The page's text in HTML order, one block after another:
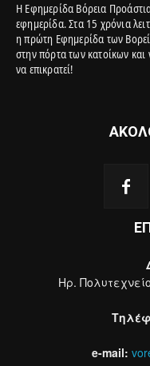
Η Εφημερίδα Βόρεια
εφημερίδα. Στα 15 χρόνια
η πρώτη Εφημερίδα των
στην πόρτα των κατοίκων και
να επικρατεί!
Ηρ.
e-mail: